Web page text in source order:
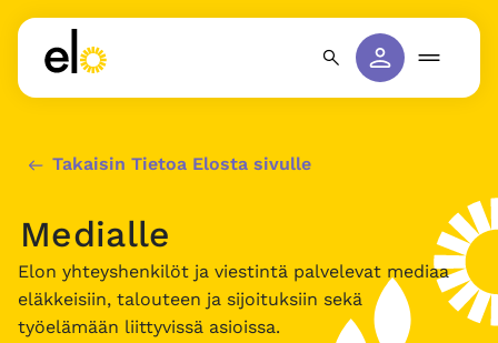
Takaisin Tietoa Elosta sivulle
Medialle
Elon yhteyshenkilöt ja viestintä palvelevat mediaa
eläkkeisiin, talouteen ja sijoituksiin sekä
työelämään liittyvissä asioissa.